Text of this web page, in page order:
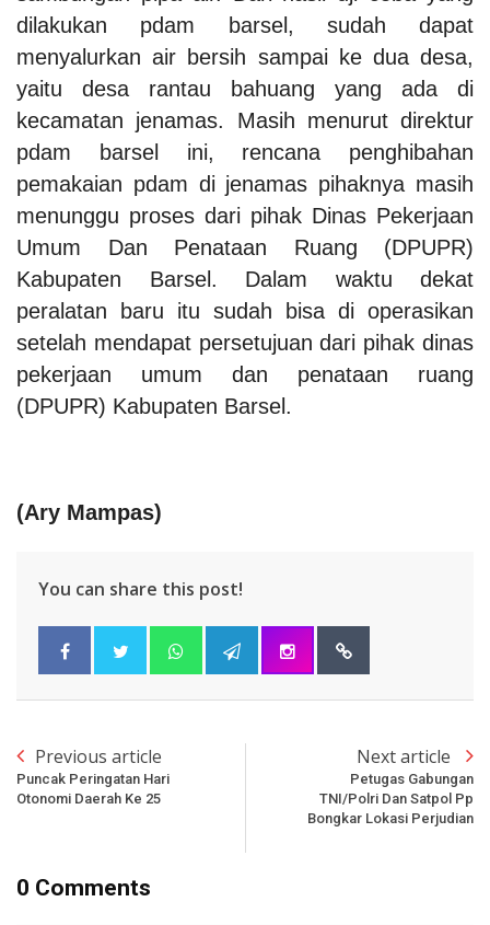
dilakukan pdam barsel, sudah dapat
menyalurkan air bersih sampai ke dua desa,
yaitu desa rantau bahuang yang ada di
kecamatan jenamas. Masih menurut direktur
pdam barsel ini, rencana penghibahan
pemakaian pdam di jenamas pihaknya masih
menunggu proses dari pihak Dinas Pekerjaan
Umum Dan Penataan Ruang (DPUPR)
Kabupaten Barsel. Dalam waktu dekat
peralatan baru itu sudah bisa di operasikan
setelah mendapat persetujuan dari pihak dinas
pekerjaan umum dan penataan ruang
(DPUPR) Kabupaten Barsel.
(Ary Mampas)
You can share this post!
Previous article
Puncak Peringatan Hari
Otonomi Daerah Ke 25
Next article
Petugas Gabungan
TNI/Polri Dan Satpol Pp
Bongkar Lokasi Perjudian
0 Comments